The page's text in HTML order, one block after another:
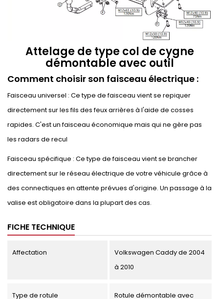
Attelage de type col de cygne
démontable avec outil
Comment choisir son faisceau électrique :
Faisceau universel : Ce type de faisceau vient se repiquer
directement sur les fils des feux arrières à l'aide de cosses
rapides. C'est un faisceau économique mais qui ne gère pas
les radars de recul
Faisceau spécifique : Ce type de faisceau vient se brancher
directement sur le réseau électrique de votre véhicule grâce à
des connectiques en attente prévues d'origine. Un passage à la
valise est obligatoire dans la plupart des cas.
FICHE TECHNIQUE
Affectation
Volkswagen Caddy de 2004
à 2010
Type de rotule
Rotule démontable avec